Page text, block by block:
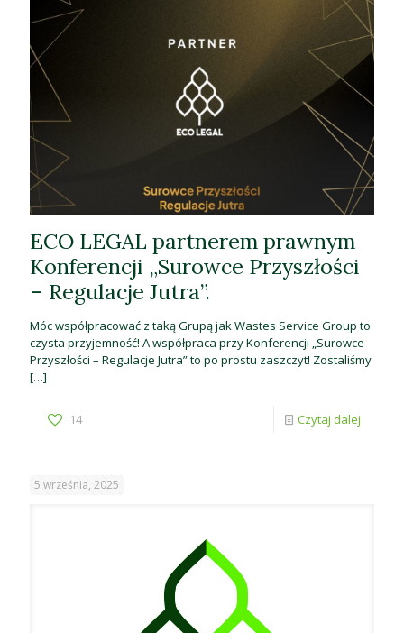
ECO LEGAL partnerem prawnym
Konferencji „Surowce Przyszłości
– Regulacje Jutra”.
Móc współpracować z taką Grupą jak Wastes Service Group to
czysta przyjemność! A współpraca przy Konferencji „Surowce
Przyszłości – Regulacje Jutra” to po prostu zaszczyt! Zostaliśmy
[…]
14 Czytaj dalej
5 września, 2025